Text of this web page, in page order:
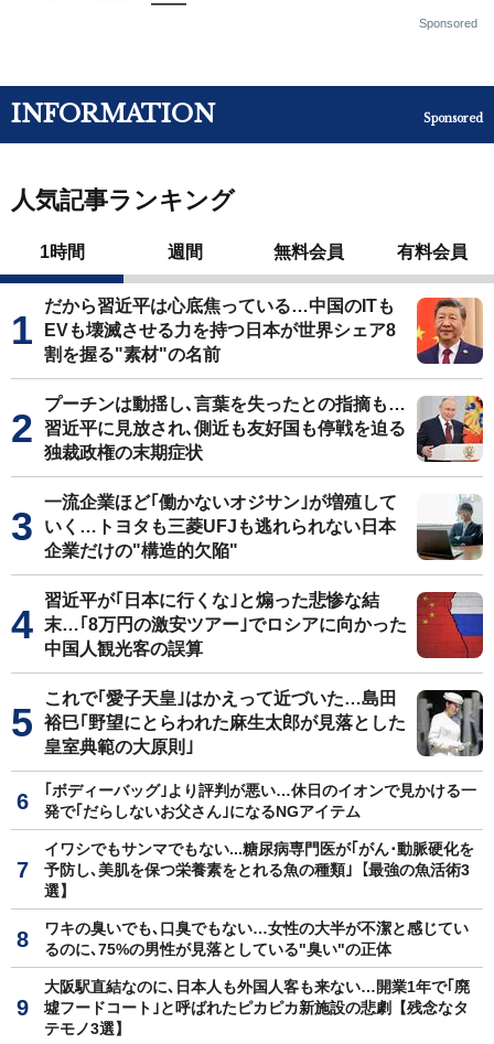
Sponsored
INFORMATION Sponsored
人気記事ランキング
1時間 週間 無料会員 有料会員
だから習近平は心底焦っている…中国のITも
EVも壊滅させる力を持つ日本が世界シェア8
割を握る"素材"の名前
プーチンは動揺し､言葉を失ったとの指摘も…
習近平に見放され､側近も友好国も停戦を迫る
独裁政権の末期症状
一流企業ほど｢働かないオジサン｣が増殖して
いく…トヨタも三菱UFJも逃れられない日本
企業だけの"構造的欠陥"
習近平が｢日本に行くな｣と煽った悲惨な結
末…｢8万円の激安ツアー｣でロシアに向かった
中国人観光客の誤算
これで｢愛子天皇｣はかえって近づいた…島田
裕巳｢野望にとらわれた麻生太郎が見落とした
皇室典範の大原則｣
｢ボディーバッグ｣より評判が悪い…休日のイオンで見かける一
発で｢だらしないお父さん｣になるNGアイテム
イワシでもサンマでもない...糖尿病専門医が｢がん･動脈硬化を
予防し､美肌を保つ栄養素をとれる魚の種類｣【最強の魚活術3
選】
ワキの臭いでも､口臭でもない…女性の大半が不潔と感じてい
るのに､75%の男性が見落としている"臭い"の正体
大阪駅直結なのに､日本人も外国人客も来ない…開業1年で｢廃
墟フードコート｣と呼ばれたピカピカ新施設の悲劇【残念なタ
テモノ3選】